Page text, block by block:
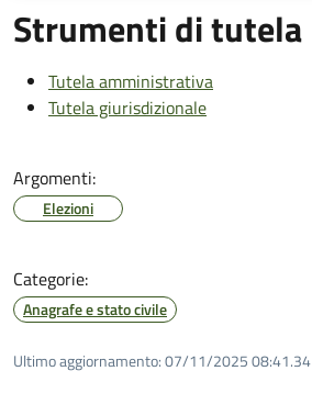
Strumenti di tutela
Tutela amministrativa
Tutela giurisdizionale
Argomenti:
Elezioni
Categorie:
Anagrafe e stato civile
Ultimo aggiornamento:07/11/2025 08:41.34